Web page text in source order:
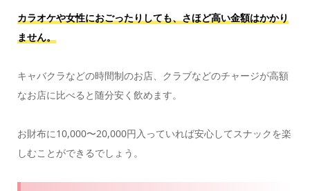
カラオケや女性におごったりしても、さほど高い金額はかかり
ません。
キャバクラなどの時間制のお店、クラブなどのチャージが高額
なお店に比べると随分安く飲めます。
お財布に10,000〜20,000円入っていれば安心してスナックを楽
しむことができるでしょう。